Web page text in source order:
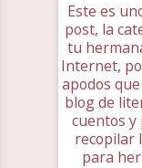
Este es
post, la
tu
Internet,
apodos
blog de
cuentos y
recopilar
para